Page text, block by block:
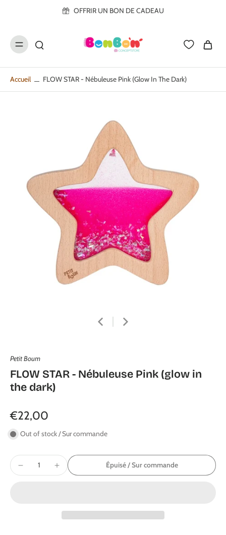
OFFRIR UN BON DE CADEAU
Accueil FLOW STAR - Nébuleuse Pink (glow In The Dark)
Petit Boum
FLOW STAR - Nébuleuse Pink (glow in
the dark)
€22,00
Out of stock / Sur commande
Épuisé / Sur commande